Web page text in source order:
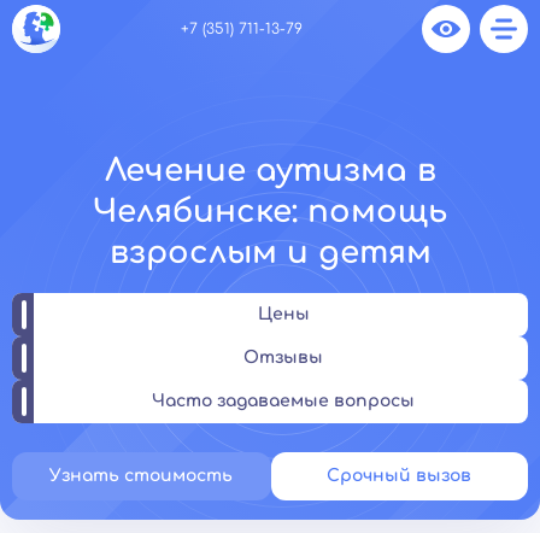
+7 (351) 711-13-79
Лечение аутизма в
Челябинске: помощь
взрослым и детям
Цены
Отзывы
Часто задаваемые вопросы
Узнать стоимость Срочный вызов